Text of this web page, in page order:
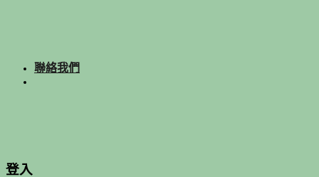
聯絡我們
登入